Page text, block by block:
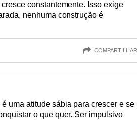
constantemente. Isso exige
nenhuma construção é
COMPARTILHAR
uma atitude sábia para crescer e se
o que quer. Ser impulsivo